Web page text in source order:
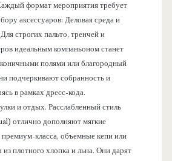
формат мероприятия требует
аксессуаров: Деловая среда и
строгих пальто, тренчей и
идеальным компаньоном станет
полями или благородный
подчеркивают собранность и
в рамках дресс-кода.
и отдых. Расслабленный стиль
отлично дополняют мягкие
класса, объемные кепи или
плотного хлопка и льна. Они дарят